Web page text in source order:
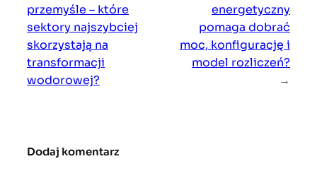
przemyśle – które
sektory najszybciej
skorzystają na
transformacji
wodorowej?
energetyczny
pomaga dobrać
moc, konfigurację i
model rozliczeń?
→
Dodaj komentarz